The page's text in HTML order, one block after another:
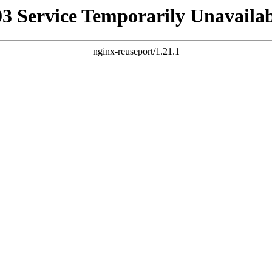
Service Temporarily
nginx-reuseport/1.21.1